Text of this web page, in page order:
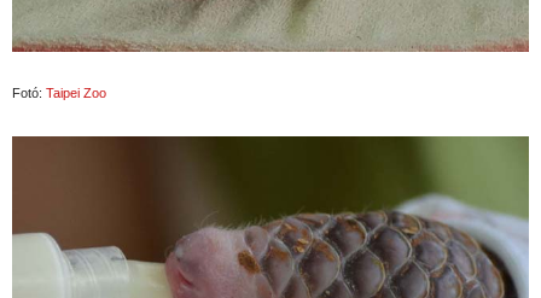
Fotó: Taipei Zoo